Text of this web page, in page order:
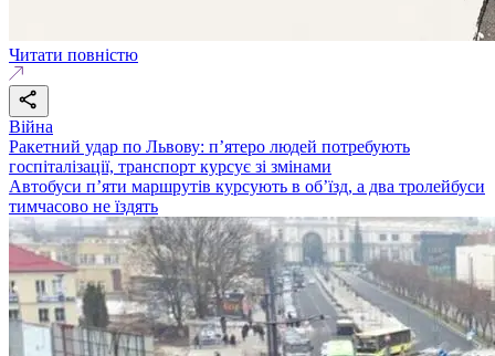
Читати повністю
Війна
Ракетний удар по Львову: п’ятеро людей потребують
госпіталізації, транспорт курсує зі змінами
Автобуси п’яти маршрутів курсують в об’їзд, а два тролейбуси
тимчасово не їздять